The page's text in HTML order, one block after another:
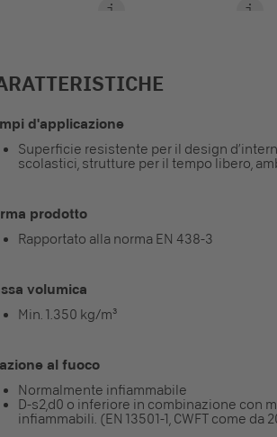
d'applicazione
Superficie resistente per il design
scolastici, strutture per il tempo libero,
prodotto
Rapportato alla norma EN 438-3
volumica
Min. 1.350 kg/m³
al fuoco
Normalmente infiammabile
D-s2,d0 o inferiore in combinazione con
infiammabili. (EN 13501-1, CWFT come da